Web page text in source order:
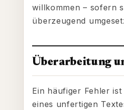
willkommen – sofern
überzeugend
Überarbeitung
Ein häufiger Fehler ist
eines unfertigen